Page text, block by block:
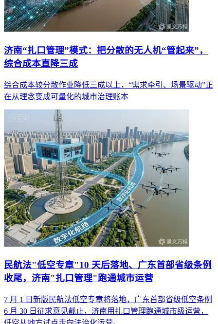
济南“扎口管理”模式：把分散的无人机“管起来”，
综合成本直降三成
综合成本较分散作业降低三成以上，“需求牵引、场景驱动”正
在从理念变成可量化的城市治理账本
民航法"低空专章"10 天后落地、广东首部省级条例
收尾，济南"扎口管理"跑通城市运营
7 月 1 日新版民航法低空专章将落地，广东首部省级低空条例
6 月 30 日征求意见截止，济南用扎口管理跑通城市级运营，